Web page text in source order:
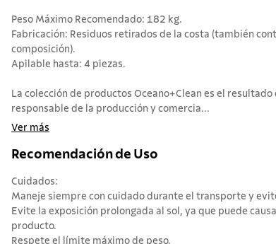
Peso Máximo Recomendado: 182 kg.
Fabricación: Residuos retirados de la costa (también
composición).
Apilable hasta: 4 piezas.
La colección de productos Oceano+Clean es el
responsable de la producción y comercia...
Ver más
Recomendación de Uso
Cuidados:
Maneje siempre con cuidado durante el transporte y
Evite la exposición prolongada al sol, ya que puede
producto.
Respete el límite máximo de peso.